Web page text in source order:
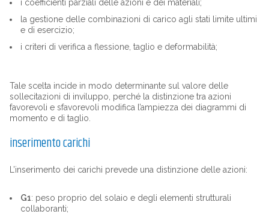
i coefficienti parziali delle azioni e dei materiali;
la gestione delle combinazioni di carico agli stati limite ultimi
e di esercizio;
i criteri di verifica a flessione, taglio e deformabilità;
Tale scelta incide in modo determinante sul valore delle
sollecitazioni di inviluppo, perché la distinzione tra azioni
favorevoli e sfavorevoli modifica l’ampiezza dei diagrammi di
momento e di taglio.
inserimento carichi
L’inserimento dei carichi prevede una distinzione delle azioni:
G1: peso proprio del solaio e degli elementi strutturali
collaboranti;